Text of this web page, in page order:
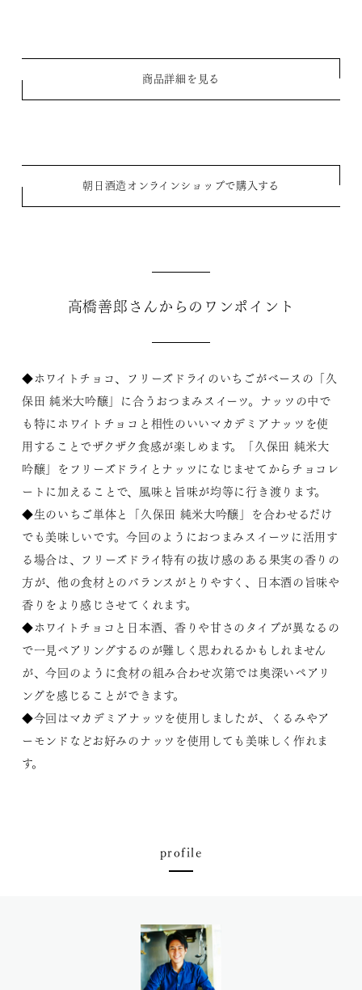
商品詳細を見る
朝日酒造オンラインショップで購入する
高橋善郎さんからのワンポイント
◆ホワイトチョコ、フリーズドライのいちごがベースの「久
保田 純米大吟醸」に合うおつまみスイーツ。ナッツの中で
も特にホワイトチョコと相性のいいマカデミアナッツを使
用することでザクザク食感が楽しめます。「久保田 純米大
吟醸」をフリーズドライとナッツになじませてからチョコレ
ートに加えることで、風味と旨味が均等に行き渡ります。
◆生のいちご単体と「久保田 純米大吟醸」を合わせるだけ
でも美味しいです。今回のようにおつまみスイーツに活用す
る場合は、フリーズドライ特有の抜け感のある果実の香りの
方が、他の食材とのバランスがとりやすく、日本酒の旨味や
香りをより感じさせてくれます。
◆ホワイトチョコと日本酒、香りや甘さのタイプが異なるの
で一見ペアリングするのが難しく思われるかもしれません
が、今回のように食材の組み合わせ次第では奥深いペアリ
ングを感じることができます。
◆今回はマカデミアナッツを使用しましたが、くるみやア
ーモンドなどお好みのナッツを使用しても美味しく作れま
す。
profile